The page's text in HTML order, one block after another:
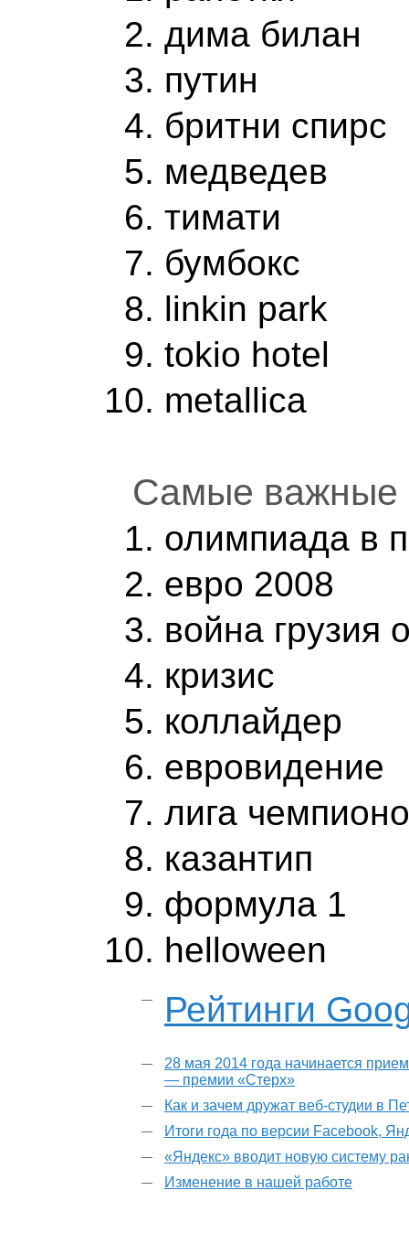
дима билан
путин
бритни спирс
медведев
тимати
бумбокс
linkin park
tokio hotel
metallica
Самые важные
олимпиада в
евро 2008
война грузия
кризис
коллайдер
евровидение
лига
казантип
формула 1
helloween
Рейтинги
28 мая 2014 года начинается
— премии «Стерх»
Как и зачем дружат веб-студии в
Итоги года по версии Facebook,
«Яндекс» вводит новую систему
Изменение в нашей работе